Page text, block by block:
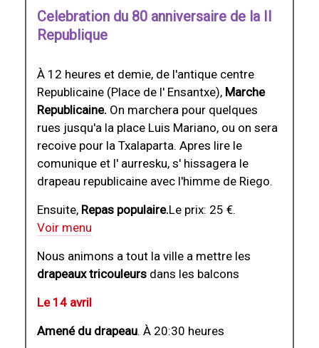
Celebration du 80 anniversaire de la II
Republique
À 12 heures et demie, de l'antique centre
Republicaine (Place de l' Ensantxe), Marche
Republicaine. On marchera pour quelques
rues jusqu'a la place Luis Mariano, ou on sera
recoive pour la Txalaparta. Apres lire le
comunique et l' aurresku, s' hissagera le
drapeau republicaine avec l'himme de Riego.
Ensuite, Repas populaire.Le prix: 25 €.
Voir menu
Nous animons a tout la ville a mettre les
drapeaux tricouleurs dans les balcons
Le 14 avril
Amené du drapeau. À 20:30 heures